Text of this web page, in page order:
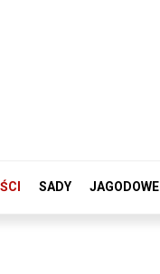
SADY JAGODOWE